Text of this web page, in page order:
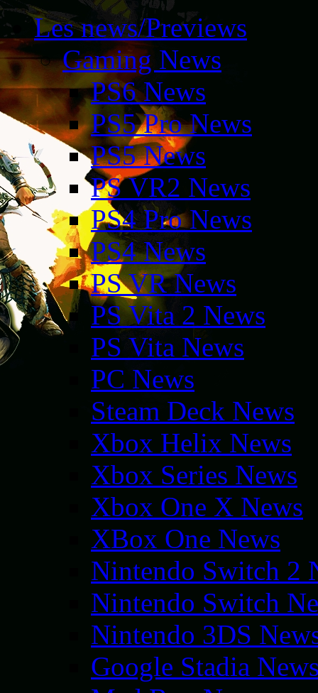
Les news/Previews
Gaming News
PS6 News
PS5 Pro News
PS5 News
PS VR2 News
PS4 Pro News
PS4 News
PS VR News
PS Vita 2 News
PS Vita News
PC News
Steam Deck News
Xbox Helix News
Xbox Series News
Xbox One X News
XBox One News
Nintendo Switch 2
Nintendo Switch
Nintendo 3DS
Google Stadia